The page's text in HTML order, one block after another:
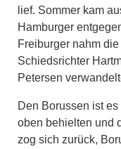
lief. Sommer kam
Hamburger
Freiburger nahm
Schiedsrichter
Petersen
Den Borussen ist
oben behielten und
zog sich zurück,